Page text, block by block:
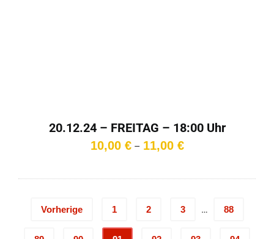
20.12.24 – FREITAG – 18:00 Uhr
10,00 € – 11,00 €Preisspanne:
11,00 €
Vorherige 1 2 3 … 88